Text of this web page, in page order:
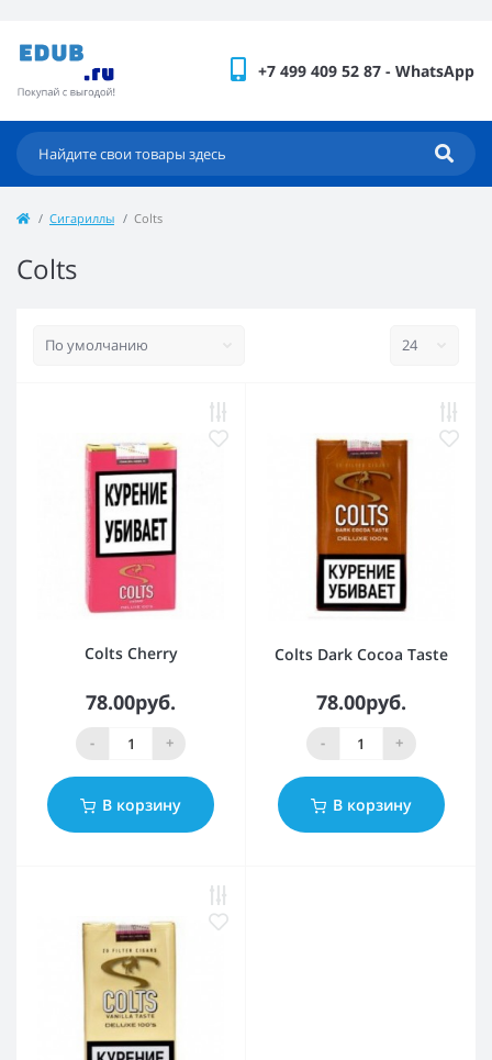
+7 499 409 52 87 - WhatsApp
Сигариллы Colts
Colts
Colts Cherry
78.00руб.
- +
В корзину
Colts Dark Cocoa Taste
78.00руб.
- +
В корзину